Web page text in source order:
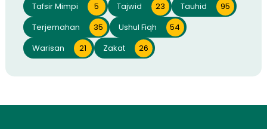
Tafsir Mimpi
5 Tajwid 23 Tauhid
95
Terjemahan
35 Ushul Fiqh
54
Warisan
21 Zakat 26